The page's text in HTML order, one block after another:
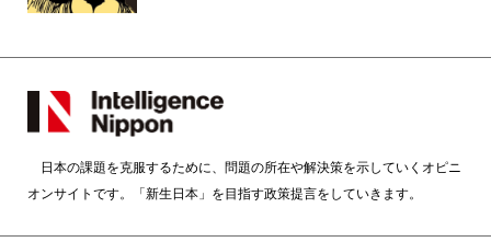
日本の課題を克服するために、問題の所在や解決策を示していくオピニ
オンサイトです。「新生日本」を目指す政策提言をしていきます。